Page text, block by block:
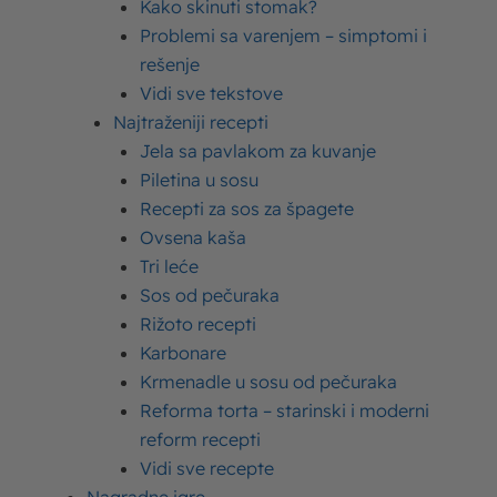
Kako skinuti stomak?
Problemi sa varenjem – simptomi i
rešenje
Vidi sve tekstove
Najtraženiji recepti
Jela sa pavlakom za kuvanje
Piletina u sosu
Recepti za sos za špagete
Ovsena kaša
Tri leće
Sos od pečuraka
Rižoto recepti
Karbonare
Krmenadle u sosu od pečuraka
Reforma torta – starinski i moderni
reform recepti
Vidi sve recepte
prehrambenih proizvoda, s obzirom na to da se radi o
jednoj od najstručnijih i najpriznatijih manifestacija u
zemlji. Upravo ta činjenica za nas je najveća potvrda
kvaliteta i motiv da nastavimo da razvijamo domaće
proizvode najvišeg standarda“,
Samardžija, izvršni direktor kompanije Imlek
Kao najveći domaći otkupljivač sirovog